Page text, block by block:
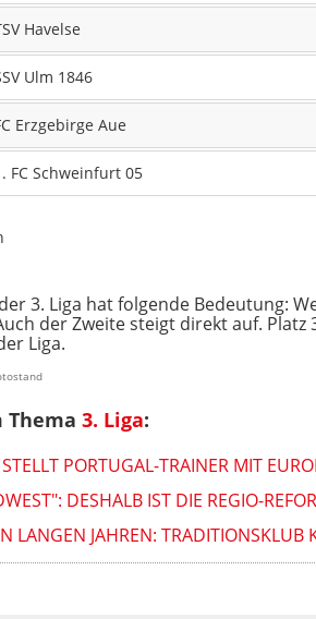
Havelse
Ulm 1846
Erzgebirge Aue
FC Schweinfurt 05
3. Liga hat folgende Bedeutung:
der Zweite steigt direkt auf.
Liga.
Thema 3. Liga:
PORTUGAL-TRAINER MIT
DESHALB IST DIE REGIO-
LANGEN JAHREN: TRADITIONSKLUB